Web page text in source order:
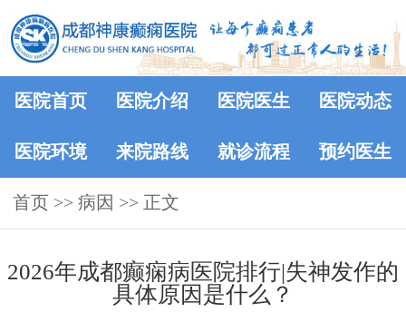
医院首页 医院介绍 医院医生 医院动态
医院环境 来院路线 就诊流程 预约医生
首页 >> 病因 >> 正文
2026年成都癫痫病医院排行|失神发作的
具体原因是什么？